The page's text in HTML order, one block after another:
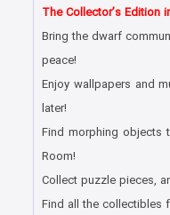
The Collector’s Edition
Bring the dwarf
peace!
Enjoy wallpapers and
later!
Find morphing objects
Room!
Collect puzzle pieces,
Find all the collectibles